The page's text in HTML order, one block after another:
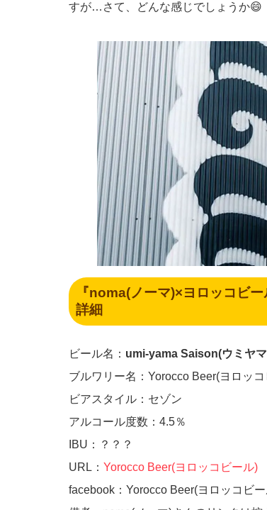
すが…さて、どんな感じでしょうか😄
『noma(ノーマ)×ヨロッコビー
詳細
ビール名： umi-yama Saison(ウミヤ
ブルワリー名：Yorocco Beer(ヨロッ
ビアスタイル：セゾン
アルコール度数：4.5％
IBU：？？？
URL： Yorocco Beer(ヨロッコビール)
facebook：Yorocco Beer(ヨロッコビー